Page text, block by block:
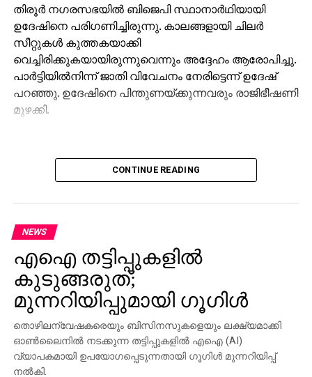
തിരൂര്‍ നഗരസഭയില്‍ ബിജെപി സ്ഥാനാര്‍ഥിയായി
ഉദേഷിനെ പരിഗണിച്ചിരുന്നു. കാലങ്ങളായി ചിലര്‍
സീറ്റുകള്‍ കുത്തകയാക്കി
വെച്ചിരിക്കുകയായിരുന്നുവെന്നും അദ്ദേഹം ആരോപിച്ചു.
പാര്‍ട്ടിയില്‍നിന്ന് ജാതി വിവേചനം നേരിട്ടെന്ന് ഉദേഷ്
പറഞ്ഞു. ഉദേഷിനെ പിന്തുണയ്ക്കുന്നവരും രാജിഭീഷണി
മുഴക്കി.
CONTINUE READING
NEWS
എഐ തട്ടിപ്പുകളില്‍
കുടുങ്ങരുത്;
മുന്നറിയിപ്പുമായി ഗൂഗിള്‍
തൊഴിലന്വേഷകരെയും ബിസിനസുകളെയും ലക്ഷ്യമാക്കി
ഓണ്‍ലൈനില്‍ നടക്കുന്ന തട്ടിപ്പുകളില്‍ എഐ (AI)
വ്യാപകമായി ഉപയോഗപ്പെടുന്നതായി ഗൂഗിള്‍ മുന്നറിയിപ്പ്
നല്‍കി.